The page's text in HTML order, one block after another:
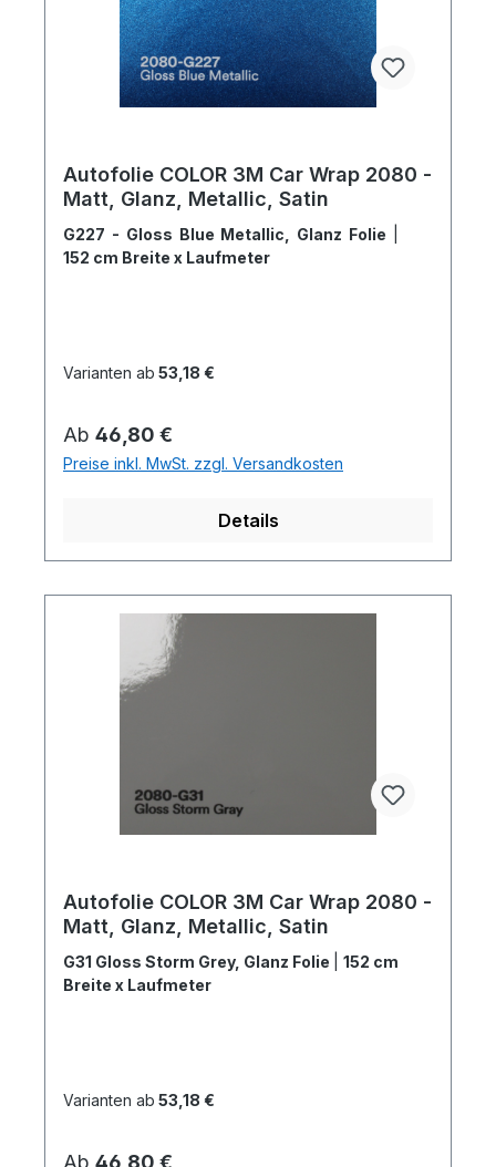
Autofolie COLOR 3M Car Wrap 2080 -
Matt, Glanz, Metallic, Satin
G227 - Gloss Blue Metallic, Glanz Folie
152 cm Breite x Laufmeter
Varianten ab 53,18 €
Regulärer Preis:
Ab 46,80 €
Preise inkl. MwSt. zzgl. Versandkosten
Details
Autofolie COLOR 3M Car Wrap 2080 -
Matt, Glanz, Metallic, Satin
G31 Gloss Storm Grey, Glanz Folie
152 cm
Breite x Laufmeter
Varianten ab 53,18 €
Regulärer Preis:
Ab 46,80 €